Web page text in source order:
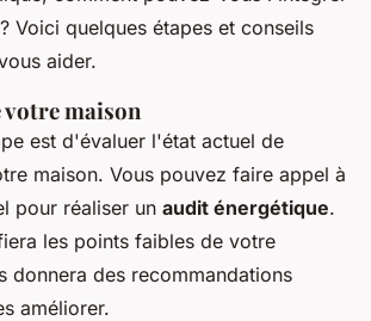
Voici quelques étapes et conseils
aider.
maison
est d'évaluer l'état actuel de
maison. Vous pouvez faire appel à
pour réaliser un audit énergétique.
les points faibles de votre
donnera des recommandations
améliorer.